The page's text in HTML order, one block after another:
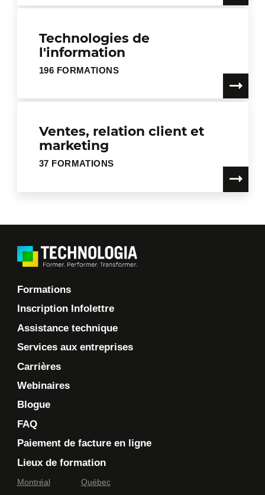
Technologies de
l'information
196 FORMATIONS
Ventes, relation client et
marketing
37 FORMATIONS
Formations
Inscription Infolettre
Assistance technique
Services aux entreprises
Carrières
Webinaires
Blogue
FAQ
Paiement de facture en ligne
Lieux de formation
Montréal Québec